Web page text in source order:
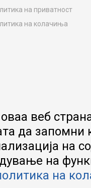
на приватност
на колачиња
Finderвеб
да запомни
на
на
на